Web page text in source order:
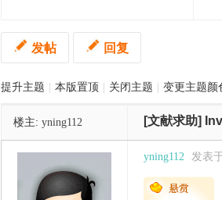
发帖 回复
提升主题 本版置顶 关闭主题 变更主题颜
楼主: yning112 [文献求助]
yning112 发表